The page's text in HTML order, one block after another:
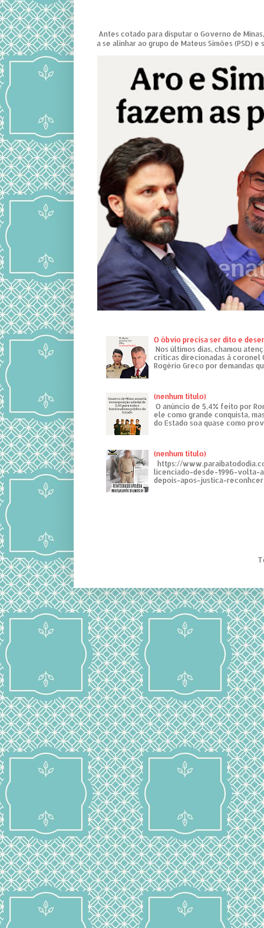
Antes cotado para disputar o Governo de
a se alinhar ao grupo de Mateus Simões (PSD) e
O óbvio precisa ser dito e
Nos últimos dias, chamou
críticas direcionadas à coronel
Rogério Greco por demandas
(nenhum título)
O anúncio de 5,4% feito por
ele como grande conquista,
do Estado soa quase como
(nenhum título)
https://
licenciado-desde-1996-volta-
depois-apos-justica-